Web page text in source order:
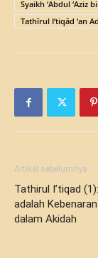
Syaikh ‘Abdul ‘Aziz
Tathīrul I‘tiqād ‘an
Artikel sebelumnya
Tathirul I’tiqad
adalah
dalam Akidah